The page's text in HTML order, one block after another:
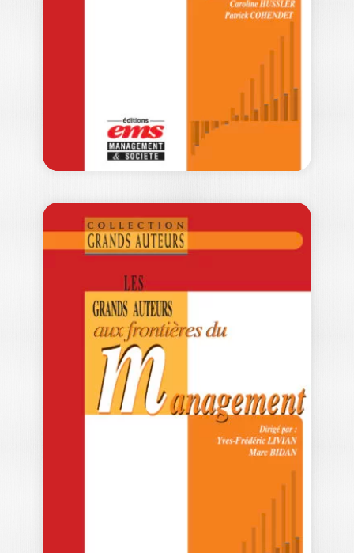
39,00 €
LES GRANDS
AUTEURS EN
MANAGEMENT
DE…
THIERRY BURGER-HELMCHEN|
Collectif" Multinationales ou PME, high-
39,00€